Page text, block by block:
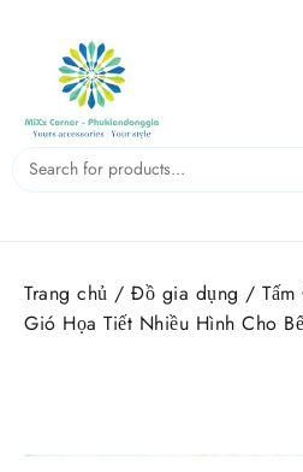
content
Trang chủ / Đồ gia dụng / Tấm
Gió Họa Tiết Nhiều Hình Cho